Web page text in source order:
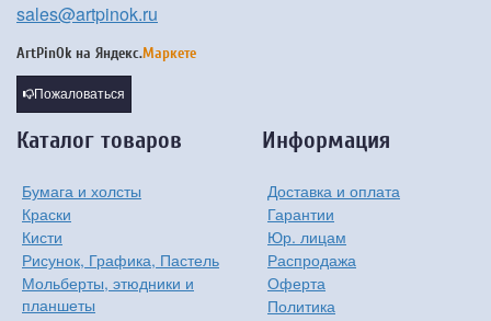
sales@artpinok.ru
ArtPinOk на Яндекс.Маркете
Пожаловаться
Каталог товаров
Бумага и холсты
Краски
Кисти
Рисунок, Графика, Пастель
Мольберты, этюдники и
планшеты
Информация
Доставка и оплата
Гарантии
Юр. лицам
Распродажа
Оферта
Политика